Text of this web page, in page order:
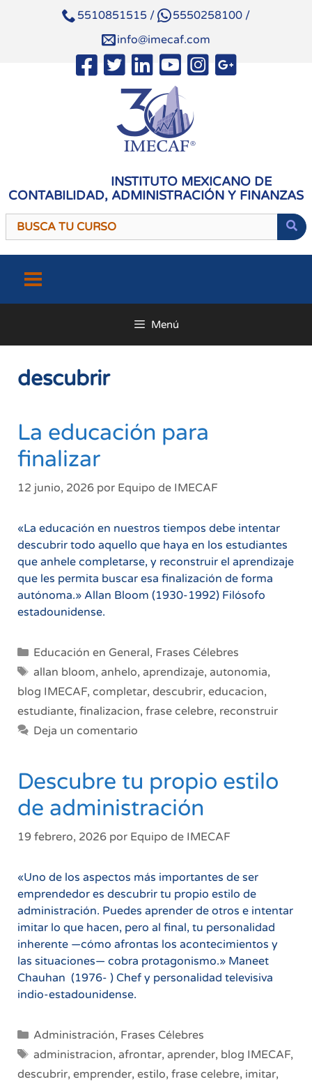
5510851515 / 5550258100 /
info@imecaf.com
INSTITUTO MEXICANO DE
CONTABILIDAD, ADMINISTRACIÓN Y FINANZAS
contenido
Menú
descubrir
La educación para
finalizar
12 junio, 2026 por Equipo de IMECAF
«La educación en nuestros tiempos debe intentar
descubrir todo aquello que haya en los estudiantes
que anhele completarse, y reconstruir el aprendizaje
que les permita buscar esa finalización de forma
autónoma.» Allan Bloom (1930-1992) Filósofo
estadounidense.
Categorías
Educación en General, Frases Célebres
Etiquetas
allan bloom, anhelo, aprendizaje, autonomia,
blog IMECAF, completar, descubrir, educacion,
estudiante, finalizacion, frase celebre, reconstruir
Deja un comentario
Descubre tu propio estilo
de administración
19 febrero, 2026 por Equipo de IMECAF
«Uno de los aspectos más importantes de ser
emprendedor es descubrir tu propio estilo de
administración. Puedes aprender de otros e intentar
imitar lo que hacen, pero al final, tu personalidad
inherente —cómo afrontas los acontecimientos y
las situaciones— cobra protagonismo.» Maneet
Chauhan ​ (1976- ) Chef y personalidad televisiva
indio-estadounidense.
Categorías
Administración, Frases Célebres
Etiquetas
administracion, afrontar, aprender, blog IMECAF,
descubrir, emprender, estilo, frase celebre, imitar,